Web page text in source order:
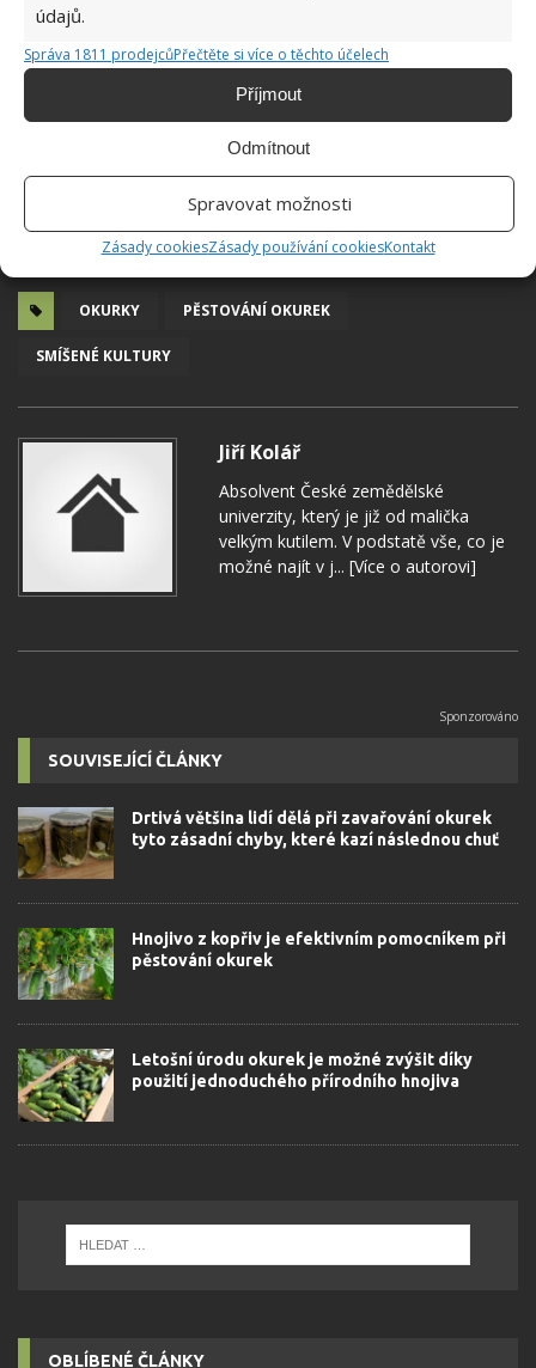
údajů.
Správa 1811 prodejcůPřečtěte si více o těchto účelech
Příjmout
Odmítnout
Spravovat možnosti
Zásady cookiesZásady používání cookiesKontakt
OKURKY PĚSTOVÁNÍ OKUREK
SMÍŠENÉ KULTURY
Jiří Kolář
Absolvent České zemědělské
univerzity, který je již od malička
velkým kutilem. V podstatě vše, co je
možné najít v j... [Více o autorovi]
SOUVISEJÍCÍ ČLÁNKY
Drtivá většina lidí dělá při zavařování okurek
tyto zásadní chyby, které kazí následnou chuť
Hnojivo z kopřiv je efektivním pomocníkem při
pěstování okurek
Letošní úrodu okurek je možné zvýšit díky
použití jednoduchého přírodního hnojiva
OBLÍBENÉ ČLÁNKY